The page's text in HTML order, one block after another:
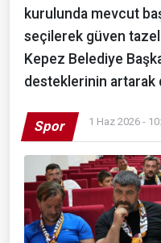
kurulunda mevcut
seçilerek güven
Kepez Belediye
desteklerinin artarak
Spor 1 Haz 2026 -